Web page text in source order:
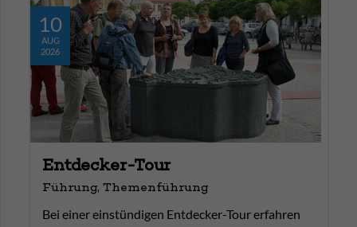
10
AUG
2026
Entdecker-Tour
Führung, Themenführung
Bei einer einstündigen Entdecker-Tour erfahren